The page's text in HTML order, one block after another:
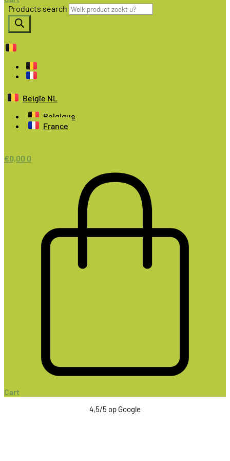
Products search
Belgïe NL
Belgique
France
€0,00 0
Cart
4,5/5 op Google